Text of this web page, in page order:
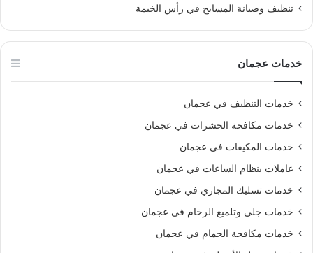
تنظيف وصيانة المسابح في رأس الخيمة
خدمات عجمان
خدمات التنظيف في عجمان
خدمات مكافحة الحشرات في عجمان
خدمات المكيفات في عجمان
عاملات بنظام الساعات في عجمان
خدمات تسليك المجاري في عجمان
خدمات جلي وتلميع الرخام في عجمان
خدمات مكافحة الحمام في عجمان